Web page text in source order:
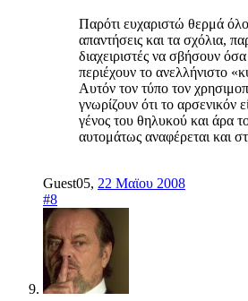
Παρότι ευχαριστώ θερμά
απαντήσεις και τα σχόλια,
διαχειριστές να σβήσουν
περιέχουν το ανελλήνιστο
Αυτόν τον τύπο τον
γνωρίζουν ότι το αρσενικόν
γένος του θηλυκού και άρα
αυτομάτως αναφέρεται και
Guest05, 22 Μαϊου 2008
#8